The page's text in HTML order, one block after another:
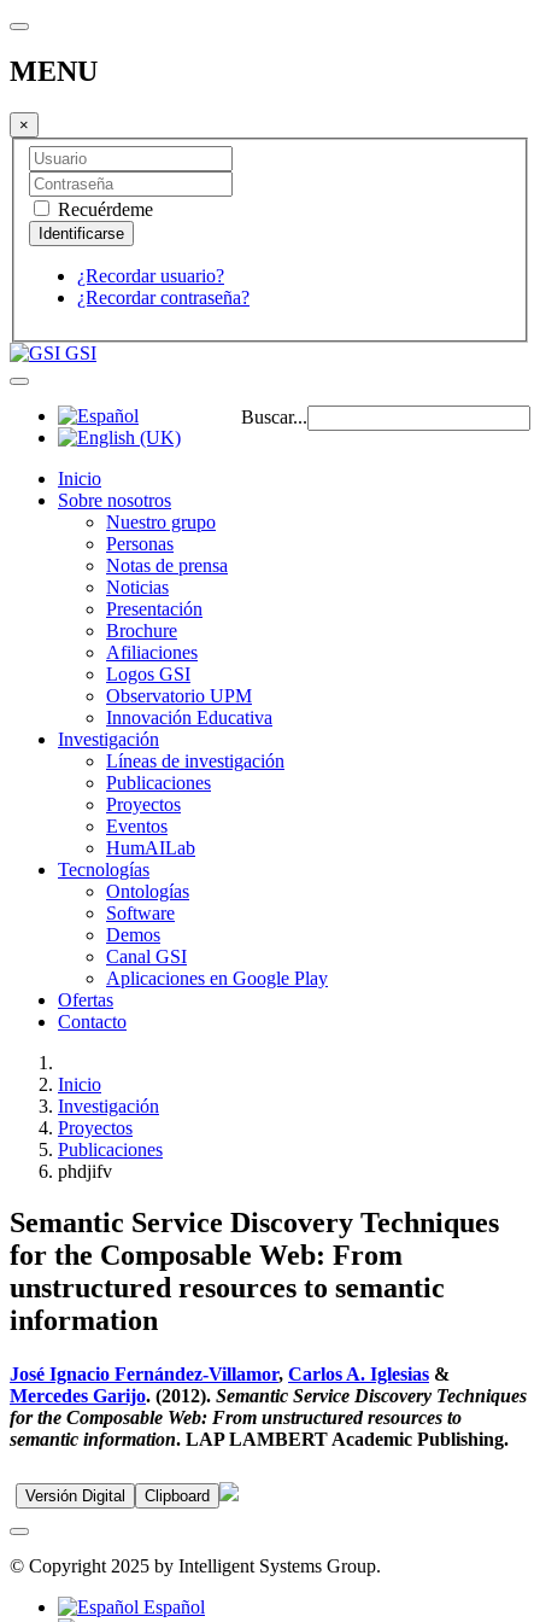
MENU
×
Recuérdeme
¿Recordar usuario?
¿Recordar contraseña?
GSI
Buscar...
Inicio
Sobre nosotros
Nuestro grupo
Personas
Notas de prensa
Noticias
Presentación
Brochure
Afiliaciones
Logos GSI
Observatorio UPM
Innovación Educativa
Investigación
Líneas de investigación
Publicaciones
Proyectos
Eventos
HumAILab
Tecnologías
Ontologías
Software
Demos
Canal GSI
Aplicaciones en Google Play
Ofertas
Contacto
Inicio
Investigación
Proyectos
Publicaciones
phdjifv
Semantic Service Discovery Techniques
for the Composable Web: From
unstructured resources to semantic
information
José Ignacio Fernández-Villamor, Carlos A. Iglesias &
Mercedes Garijo. (2012). Semantic Service Discovery Techniques
for the Composable Web: From unstructured resources to
semantic information. LAP LAMBERT Academic Publishing.
Versión Digital Clipboard
© Copyright 2025 by Intelligent Systems Group.
Español